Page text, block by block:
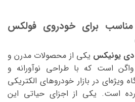
برای خودروی فولکس
یونیکس یکی از محصولات مدرن و
است که با طراحی نوآورانه و
ویژه‌ای در بازار خودروهای الکتریکی
است. یکی از اجزای حیاتی این